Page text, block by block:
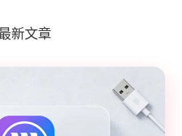
新文章